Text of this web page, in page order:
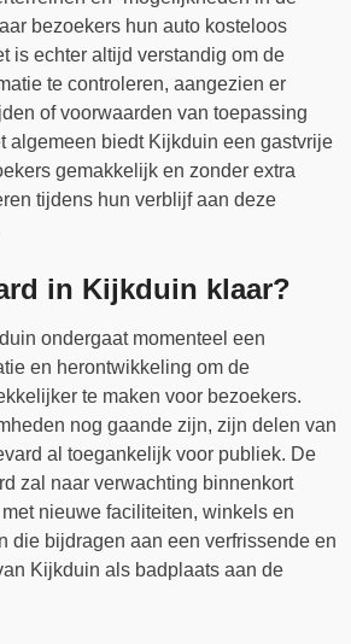
bezoekers hun auto kosteloos
is echter altijd verstandig om de
te controleren, aangezien er
of voorwaarden van toepassing
algemeen biedt Kijkduin een gastvrije
gemakkelijk en zonder extra
tijdens hun verblijf aan deze
in Kijkduin klaar?
ondergaat momenteel een
en herontwikkeling om de
te maken voor bezoekers.
nog gaande zijn, zijn delen van
al toegankelijk voor publiek. De
zal naar verwachting binnenkort
nieuwe faciliteiten, winkels en
die bijdragen aan een verfrissende en
Kijkduin als badplaats aan de